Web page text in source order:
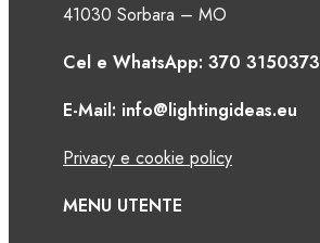
41030 Sorbara – MO
Cel e WhatsApp: 370 3150373
E-Mail: info@lightingideas.eu
Privacy e cookie policy
MENU UTENTE